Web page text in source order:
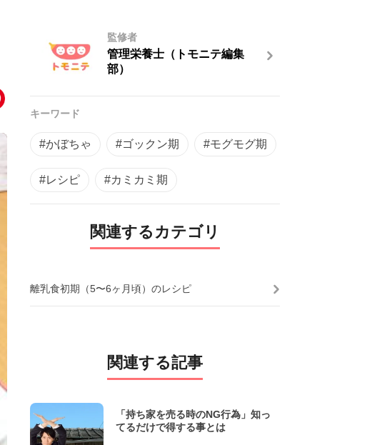
監修者
管理栄養士（トモニテ編集
部）
キーワード
#かぼちゃ #ゴックン期 #モグモグ期
#レシピ #カミカミ期
関連するカテゴリ
離乳食初期（5〜6ヶ月頃）のレシピ
関連する記事
「持ち家を売る時のNG行為」知っ
てるだけで得する事とは